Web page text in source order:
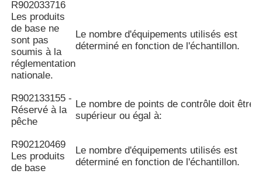
R902033716
Les produits
de base ne
sont pas
soumis à la
réglementation
nationale.
Le nombre d'équipements utilisés est
déterminé en fonction de l'échantillon.
R902133155 -
Réservé à la
pêche
Le nombre de points de contrôle doit être
supérieur ou égal à:
R902120469
Les produits
de base
Le nombre d'équipements utilisés est
déterminé en fonction de l'échantillon.